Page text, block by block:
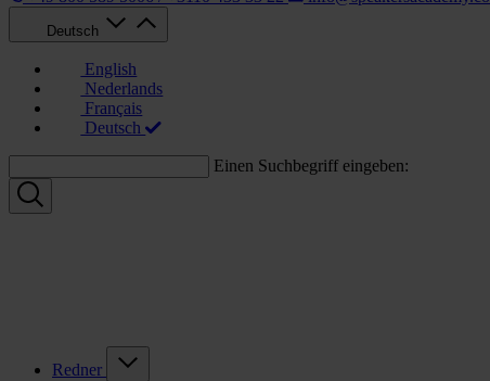
Deutsch
English
Nederlands
Français
Deutsch
Einen Suchbegriff eingeben:
Redner